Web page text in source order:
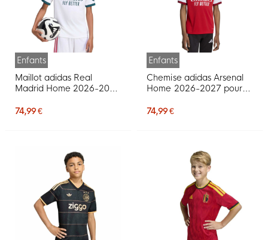
Enfants
Maillot adidas Real
Madrid Home 2026-2027
74,99 €
Enfants
Chemise adidas Arsenal
Home 2026-2027 pour
74,99 €